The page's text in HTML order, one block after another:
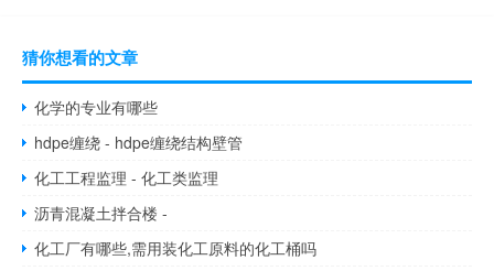
猜你想看的文章
化学的专业有哪些
hdpe缠绕 - hdpe缠绕结构壁管
化工工程监理 - 化工类监理
沥青混凝土拌合楼 -
化工厂有哪些,需用装化工原料的化工桶吗